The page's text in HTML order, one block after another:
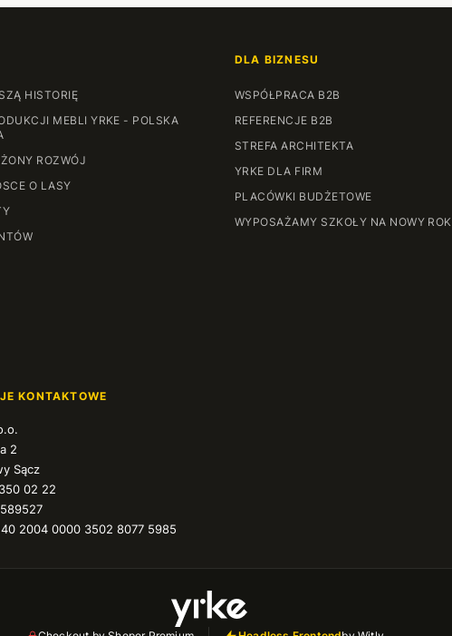
HISTORIĘ
MEBLI YRKE - POLSKA
ROZWÓJ
O LASY
DLA BIZNESU
WSPÓŁPRACA B2B
REFERENCJE B2B
STREFA ARCHITEKTA
YRKE DLA FIRM
PLACÓWKI BUDŻETOWE
WYPOSAŻAMY SZKOŁY NA NOWY ROK
KONTAKTOWE
2
Sącz
02 22
2004 0000 3502 8077 5985